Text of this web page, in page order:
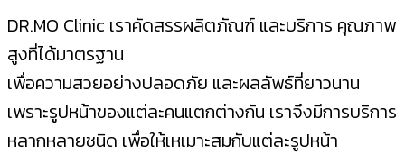
DR.MO Clinic เราคัดสรรผลิตภัณฑ์ และบริการ คุณภาพ
สูงที่ได้มาตรฐาน
เพื่อความสวยอย่างปลอดภัย และผลลัพธ์ที่ยาวนาน
เพราะรูปหน้าของแต่ละคนแตกต่างกัน เราจึงมีการบริการ
หลากหลายชนิด เพื่อให้เหเมาะสมกับแต่ละรูปหน้า